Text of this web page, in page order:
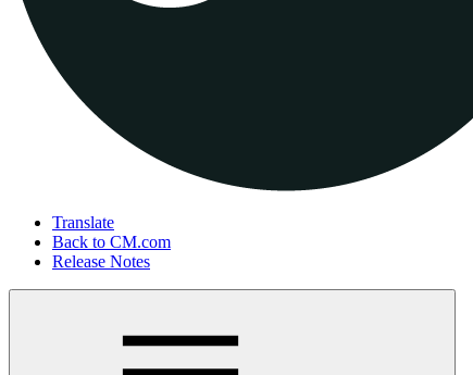
Translate
Back to CM.com
Release Notes